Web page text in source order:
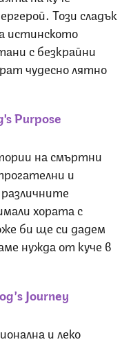
Този сладък
истинското
с безкрайни
чудесно лятно
Purpose
на смъртни
и
хората с
би ще си дадем
нужда от куче в
Journey
и леко